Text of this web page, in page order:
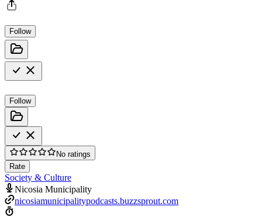
Follow
Follow
No ratings
Rate
Society & Culture
Nicosia Municipality
nicosiamunicipalitypodcasts.buzzsprout.com